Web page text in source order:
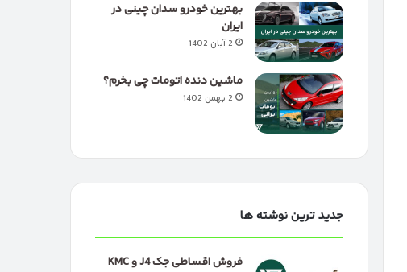
بهترین خودرو سدان چینی در
ایران
2 آبان 1402
ماشین دنده اتومات چی بخرم؟
2 بهمن 1402
جدید ترین نوشته ها
فروش اقساطی جک J4 و KMC